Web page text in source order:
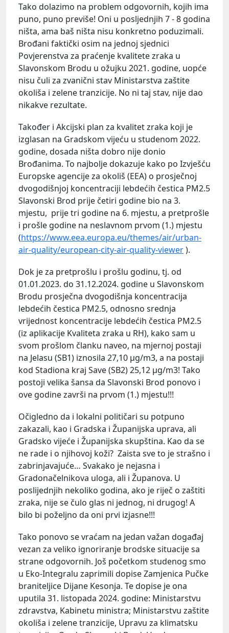
Tako dolazimo na problem odgovornih, kojih ima
puno, puno previše! Oni u posljednjih 7 - 8 godina
ništa, ama baš ništa nisu konkretno poduzimali.
Brođani faktički osim na jednoj sjednici
Povjerenstva za praćenje kvalitete zraka u
Slavonskom Brodu u ožujku 2021. godine, uopće
nisu čuli za zvanični stav Ministarstva zaštite
okoliša i zelene tranzicije. No ni taj stav, nije dao
nikakve rezultate.
Također i Akcijski plan za kvalitet zraka koji je
izglasan na Gradskom vijeću u studenom 2022.
godine, dosada ništa dobro nije donio
Brođanima. To najbolje dokazuje kako po Izvješću
Europske agencije za okoliš (EEA) o prosječnoj
dvogodišnjoj koncentraciji lebdećih čestica PM2.5
Slavonski Brod prije četiri godine bio na 3.
mjestu, prije tri godine na 6. mjestu, a pretprošle
i prošle godine na neslavnom prvom (1.) mjestu
(https://www.eea.europa.eu/themes/air/urban-
air-quality/european-city-air-quality-viewer).
Dok je za pretprošlu i prošlu godinu, tj. od
01.01.2023. do 31.12.2024. godine u Slavonskom
Brodu prosječna dvogodišnja koncentracija
lebdećih čestica PM2.5, odnosno srednja
vrijednost koncentracije lebdećih čestica PM2.5
(iz aplikacije Kvaliteta zraka u RH), kako sam u
svom prošlom članku naveo, na mjernoj postaji
na Jelasu (SB1) iznosila 27,10 µg/m3, a na postaji
kod Stadiona kraj Save (SB2) 25,12 µg/m3! Tako
postoji velika šansa da Slavonski Brod ponovo i
ove godine završi na prvom (1.) mjestu!!!
Očigledno da i lokalni političari su potpuno
zakazali, kao i Gradska i Županijska uprava, ali
Gradsko vijeće i Županijska skupština. Kao da se
ne rade i o njihovoj koži? Zaista sve to je strašno i
zabrinjavajuće… Svakako je nejasna i
Gradonačelnikova uloga, ali i Županova. U
poslijednjih nekoliko godina, ako je riječ o zaštiti
zraka, nije se čulo glas ni jednog, ni drugog! A
bilo bi poželjno da oni prvi izjasne!!!
Tako ponovo se vraćam na jedan važan događaj
vezan za veliko ignoriranje brodske situacije sa
strane odgovornih. Još početkom studenog smo
u Eko-Integralu zaprimili dopise Zamjenica Pučke
braniteljice Dijane Kesonja. Te dopise je ona
uputila 31. listopada 2024. godine: Ministarstvu
zdravstva, Kabinetu ministra; Ministarstvu zaštite
okoliša i zelene tranzicije, Upravu za klimatsku